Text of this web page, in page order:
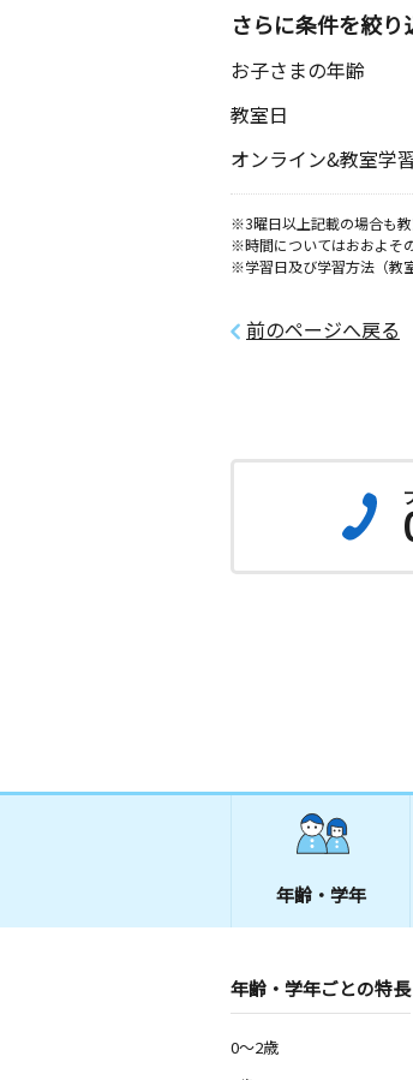
さらに条件を絞り
お子さまの年齢
教室日
オンライン&教室学
※3曜日以上記載の場合も教
※時間についてはおおよそ
※学習日及び学習方法（教
前のページへ戻る
年齢・学年
年齢・学年ごとの特長
0～2歳